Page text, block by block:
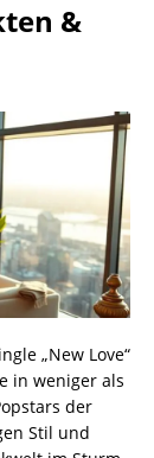
&
„New Love“
in weniger als
der
Stil und